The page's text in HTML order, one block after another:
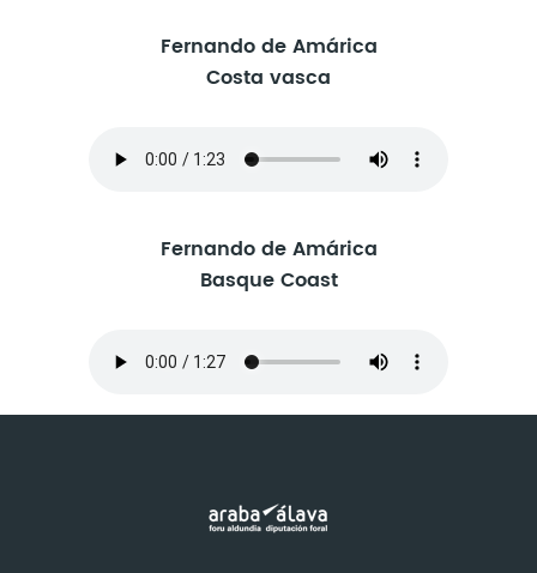
Fernando de Amárica
Costa vasca
Fernando de Amárica
Basque Coast